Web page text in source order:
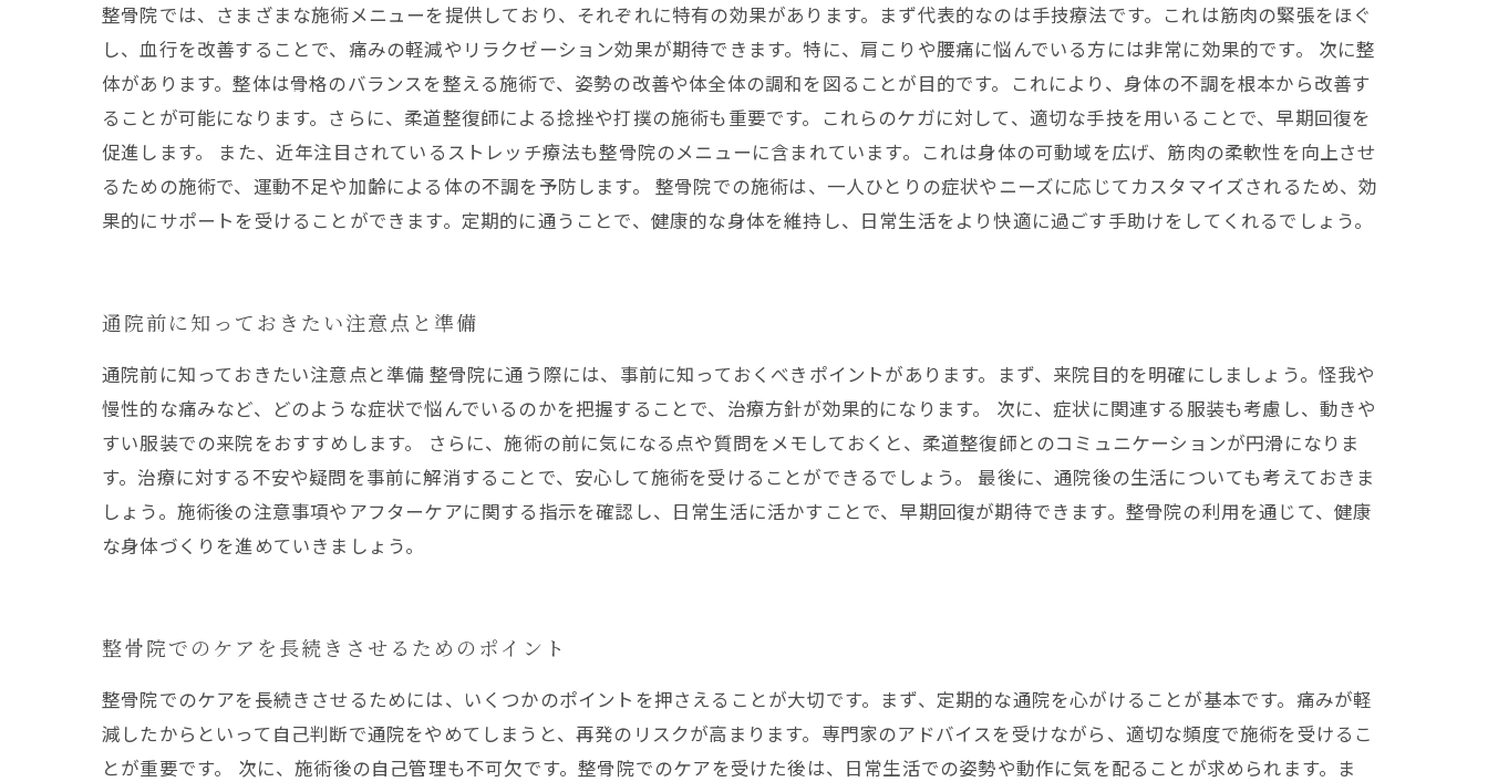
整骨院では、さまざまな施術メニューを提供しており、それぞれに特有の効果があります。まず代表的なのは手技療法です。これは筋肉の緊張をほぐ
し、血行を改善することで、痛みの軽減やリラクゼーション効果が期待できます。特に、肩こりや腰痛に悩んでいる方には非常に効果的です。 次に整
体があります。整体は骨格のバランスを整える施術で、姿勢の改善や体全体の調和を図ることが目的です。これにより、身体の不調を根本から改善す
ることが可能になります。さらに、柔道整復師による捻挫や打撲の施術も重要です。これらのケガに対して、適切な手技を用いることで、早期回復を
促進します。 また、近年注目されているストレッチ療法も整骨院のメニューに含まれています。これは身体の可動域を広げ、筋肉の柔軟性を向上させ
るための施術で、運動不足や加齢による体の不調を予防します。 整骨院での施術は、一人ひとりの症状やニーズに応じてカスタマイズされるため、効
果的にサポートを受けることができます。定期的に通うことで、健康的な身体を維持し、日常生活をより快適に過ごす手助けをしてくれるでしょう。
通院前に知っておきたい注意点と準備
通院前に知っておきたい注意点と準備 整骨院に通う際には、事前に知っておくべきポイントがあります。まず、来院目的を明確にしましょう。怪我や
慢性的な痛みなど、どのような症状で悩んでいるのかを把握することで、治療方針が効果的になります。 次に、症状に関連する服装も考慮し、動きや
すい服装での来院をおすすめします。 さらに、施術の前に気になる点や質問をメモしておくと、柔道整復師とのコミュニケーションが円滑になりま
す。治療に対する不安や疑問を事前に解消することで、安心して施術を受けることができるでしょう。 最後に、通院後の生活についても考えておきま
しょう。施術後の注意事項やアフターケアに関する指示を確認し、日常生活に活かすことで、早期回復が期待できます。整骨院の利用を通じて、健康
な身体づくりを進めていきましょう。
整骨院でのケアを長続きさせるためのポイント
整骨院でのケアを長続きさせるためには、いくつかのポイントを押さえることが大切です。まず、定期的な通院を心がけることが基本です。痛みが軽
減したからといって自己判断で通院をやめてしまうと、再発のリスクが高まります。専門家のアドバイスを受けながら、適切な頻度で施術を受けるこ
とが重要です。 次に、施術後の自己管理も不可欠です。整骨院でのケアを受けた後は、日常生活での姿勢や動作に気を配ることが求められます。ま